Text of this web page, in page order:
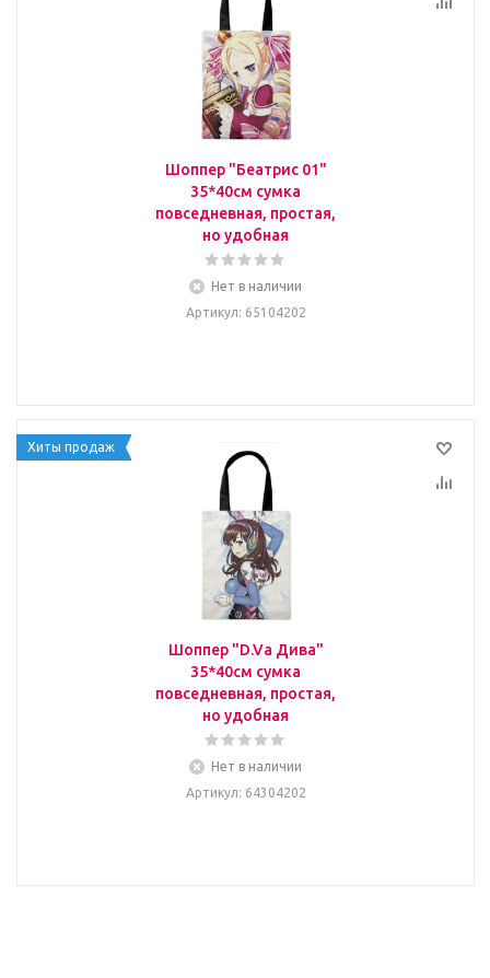
Шоппер "Беатрис 01"
35*40см сумка
повседневная, простая,
но удобная
Нет в наличии
Артикул: 65104202
Хиты продаж
Шоппер "D.Va Дива"
35*40см сумка
повседневная, простая,
но удобная
Нет в наличии
Артикул: 64304202